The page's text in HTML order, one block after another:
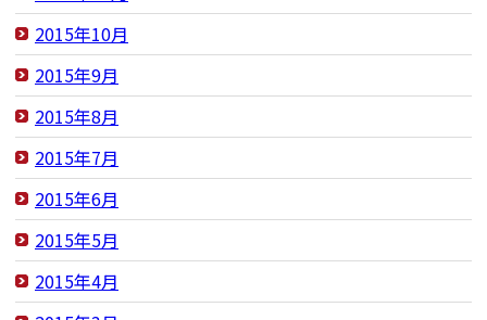
2015年10月
2015年9月
2015年8月
2015年7月
2015年6月
2015年5月
2015年4月